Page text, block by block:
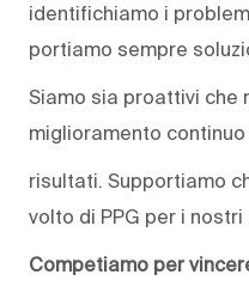
identifichiamo i
portiamo sempre
Siamo sia proattivi che
miglioramento
risultati. Supportiamo
volto di PPG per i nostri
Competiamo per